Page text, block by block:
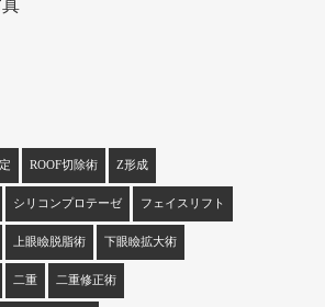
ROOF切除術 Z形成
シリコンプロテーゼ フェイスリフト
上眼瞼脱脂術 下眼瞼拡大術
二重 二重修正術